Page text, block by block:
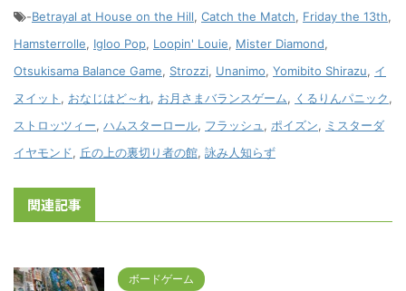
-Betrayal at House on the Hill, Catch the Match, Friday the 13th,
Hamsterrolle, Igloo Pop, Loopin' Louie, Mister Diamond,
Otsukisama Balance Game, Strozzi, Unanimo, Yomibito Shirazu, イ
ヌイット , おなじはど～れ, お月さまバランスゲーム, くるりんパニック,
ストロッツィー, ハムスターロール, フラッシュ , ポイズン, ミスターダ
イヤモンド, 丘の上の裏切り者の館, 詠み人知らず
関連記事
ボードゲーム